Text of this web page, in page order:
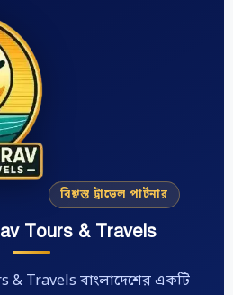
বিশ্বস্ত ট্রাভেল পার্টনার
Tours & Travels
& Travels বাংলাদেশের একটি